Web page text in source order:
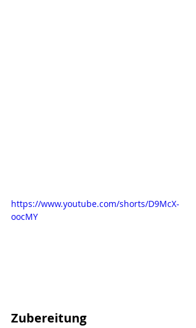
https://www.youtube.com/shorts/D9McX-
oocMY
Zubereitung